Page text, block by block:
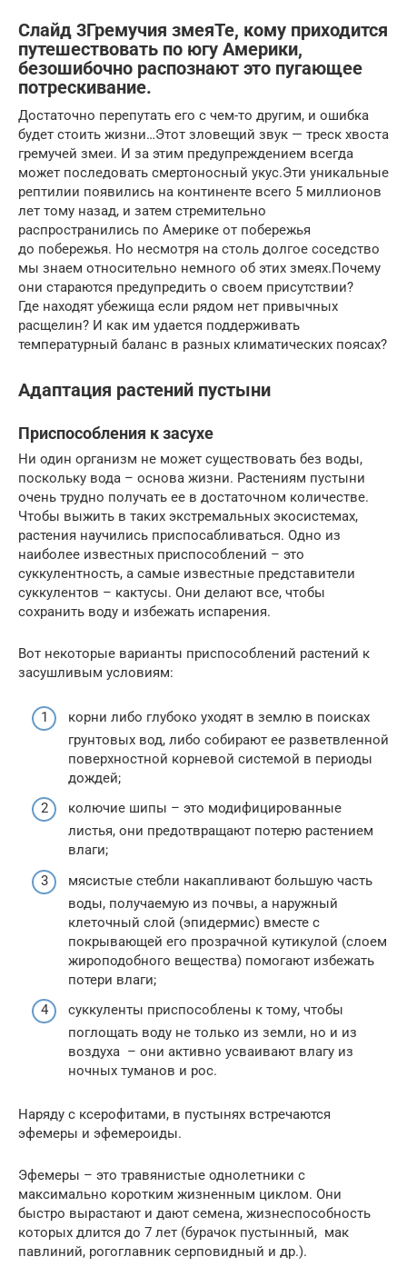
Слайд 3Гремучия змеяТе, кому приходится
путешествовать по югу Америки,
безошибочно распознают это пугающее
потрескивание.
Достаточно перепутать его с чем-то другим, и ошибка
будет стоить жизни…Этот зловещий звук — треск хвоста
гремучей змеи. И за этим предупреждением всегда
может последовать смертоносный укус.Эти уникальные
рептилии появились на континенте всего 5 миллионов
лет тому назад, и затем стремительно
распространились по Америке от побережья
до побережья. Но несмотря на столь долгое соседство
мы знаем относительно немного об этих змеях.Почему
они стараются предупредить о своем присутствии?
Где находят убежища если рядом нет привычных
расщелин? И как им удается поддерживать
температурный баланс в разных климатических поясах?
Адаптация растений пустыни
Приспособления к засухе
Ни один организм не может существовать без воды,
поскольку вода – основа жизни. Растениям пустыни
очень трудно получать ее в достаточном количестве.
Чтобы выжить в таких экстремальных экосистемах,
растения научились приспосабливаться. Одно из
наиболее известных приспособлений – это
суккулентность, а самые известные представители
суккулентов – кактусы. Они делают все, чтобы
сохранить воду и избежать испарения.
Вот некоторые варианты приспособлений растений к
засушливым условиям:
корни либо глубоко уходят в землю в поисках
грунтовых вод, либо собирают ее разветвленной
поверхностной корневой системой в периоды
дождей;
колючие шипы – это модифицированные
листья, они предотвращают потерю растением
влаги;
мясистые стебли накапливают большую часть
воды, получаемую из почвы, а наружный
клеточный слой (эпидермис) вместе с
покрывающей его прозрачной кутикулой (слоем
жироподобного вещества) помогают избежать
потери влаги;
суккуленты приспособлены к тому, чтобы
поглощать воду не только из земли, но и из
воздуха – они активно усваивают влагу из
ночных туманов и рос.
Наряду с ксерофитами, в пустынях встречаются
эфемеры и эфемероиды.
Эфемеры – это травянистые однолетники с
максимально коротким жизненным циклом. Они
быстро вырастают и дают семена, жизнеспособность
которых длится до 7 лет (бурачок пустынный, мак
павлиний, рогоглавник серповидный и др.).